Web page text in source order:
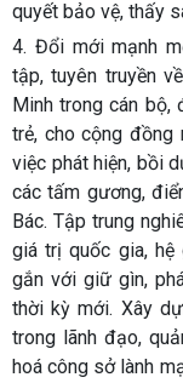
quyết bảo vệ, thấy
4. Đổi mới mạnh
tập, tuyên truyền
Minh trong cán bộ,
trẻ, cho cộng đồng
việc phát hiện, bồi
các tấm gương,
Bác. Tập trung
giá trị quốc gia,
gắn với giữ gìn,
thời kỳ mới. Xây
trong lãnh đạo,
hoá công sở lành